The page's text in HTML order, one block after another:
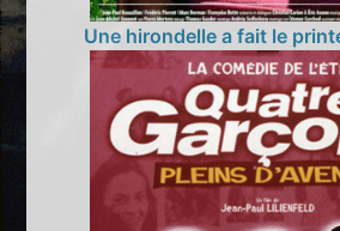
Une hirondelle a fait le